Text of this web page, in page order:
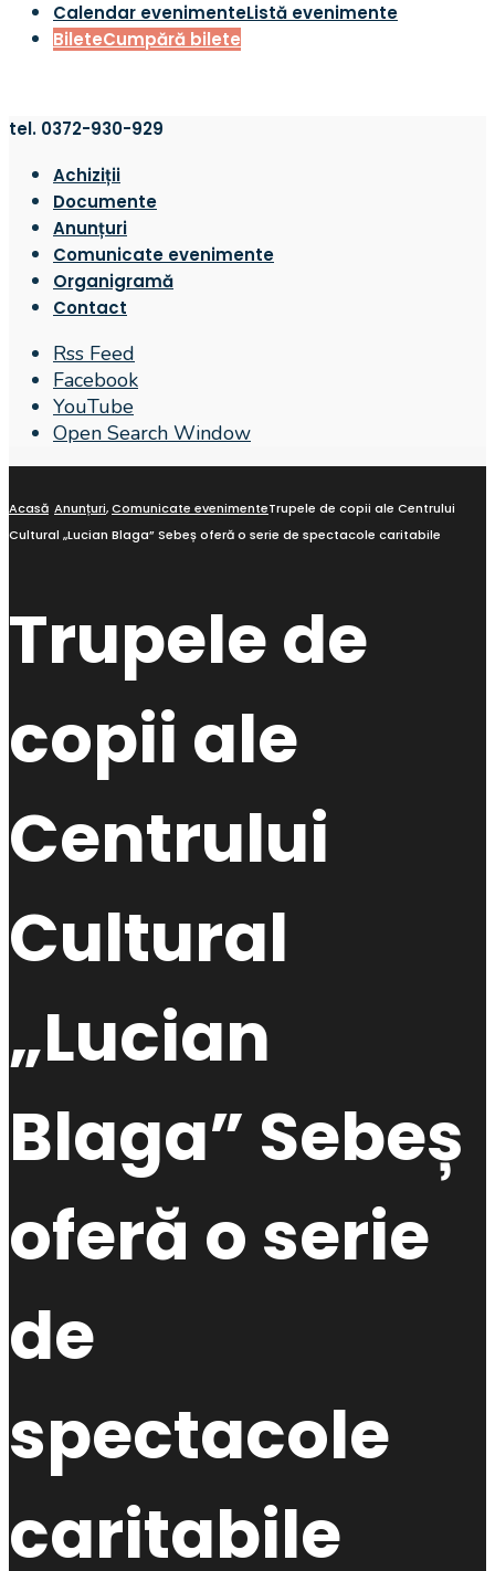
Calendar evenimenteListă evenimente
BileteCumpără bilete
tel. 0372-930-929
Achiziții
Documente
Anunțuri
Comunicate evenimente
Organigramă
Contact
Rss Feed
Facebook
YouTube
Open Search Window
Acasă Anunțuri,Comunicate evenimenteTrupele de copii ale Centrului
Cultural „Lucian Blaga” Sebeș oferă o serie de spectacole caritabile
Trupele de
copii ale
Centrului
Cultural
„Lucian
Blaga” Sebeș
oferă o serie
de
spectacole
caritabile